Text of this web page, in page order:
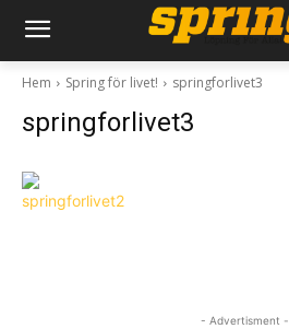
Hem Spring för livet! springforlivet3
springforlivet3
- Advertisment -